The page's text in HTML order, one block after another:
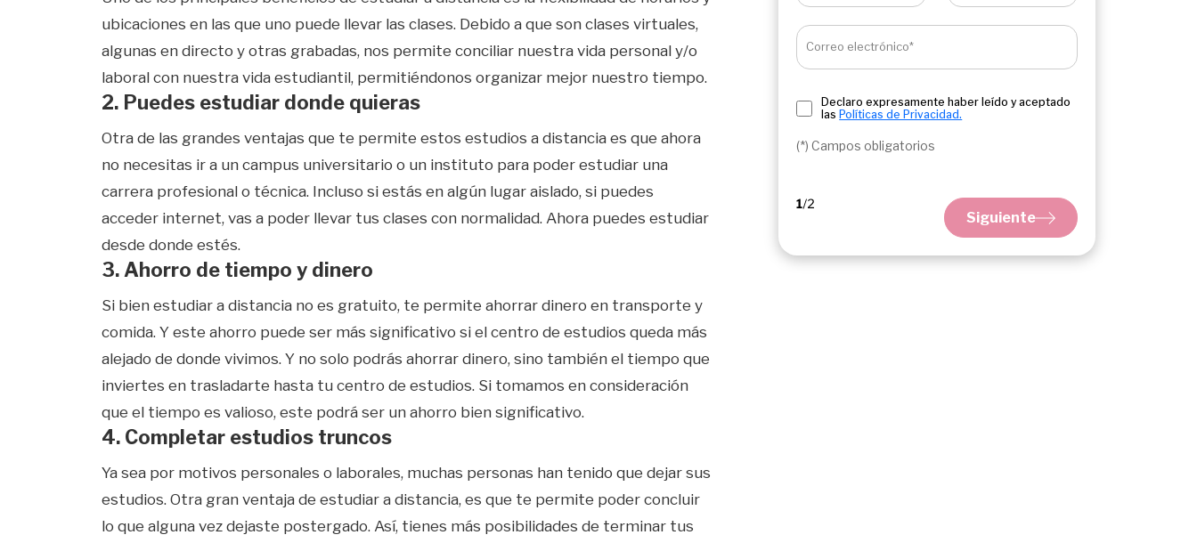
ubicaciones en las que uno puede llevar las clases. Debido a que son clases virtuales,
algunas en directo y otras grabadas, nos permite conciliar nuestra vida personal y/o
laboral con nuestra vida estudiantil, permitiéndonos organizar mejor nuestro tiempo.
2. Puedes estudiar donde quieras
Otra de las grandes ventajas que te permite estos estudios a distancia es que ahora
no necesitas ir a un campus universitario o un instituto para poder estudiar una
carrera profesional o técnica. Incluso si estás en algún lugar aislado, si puedes
acceder internet, vas a poder llevar tus clases con normalidad. Ahora puedes estudiar
desde donde estés.
3. Ahorro de tiempo y dinero
Si bien estudiar a distancia no es gratuito, te permite ahorrar dinero en transporte y
comida. Y este ahorro puede ser más significativo si el centro de estudios queda más
alejado de donde vivimos. Y no solo podrás ahorrar dinero, sino también el tiempo que
inviertes en trasladarte hasta tu centro de estudios. Si tomamos en consideración
que el tiempo es valioso, este podrá ser un ahorro bien significativo.
4. Completar estudios truncos
Ya sea por motivos personales o laborales, muchas personas han tenido que dejar sus
estudios. Otra gran ventaja de estudiar a distancia, es que te permite poder concluir
lo que alguna vez dejaste postergado. Así, tienes más posibilidades de terminar tus
Correo electrónico*
Declaro expresamente haber leído y aceptado
las Políticas de Privacidad.
(*) Campos obligatorios
Siguiente